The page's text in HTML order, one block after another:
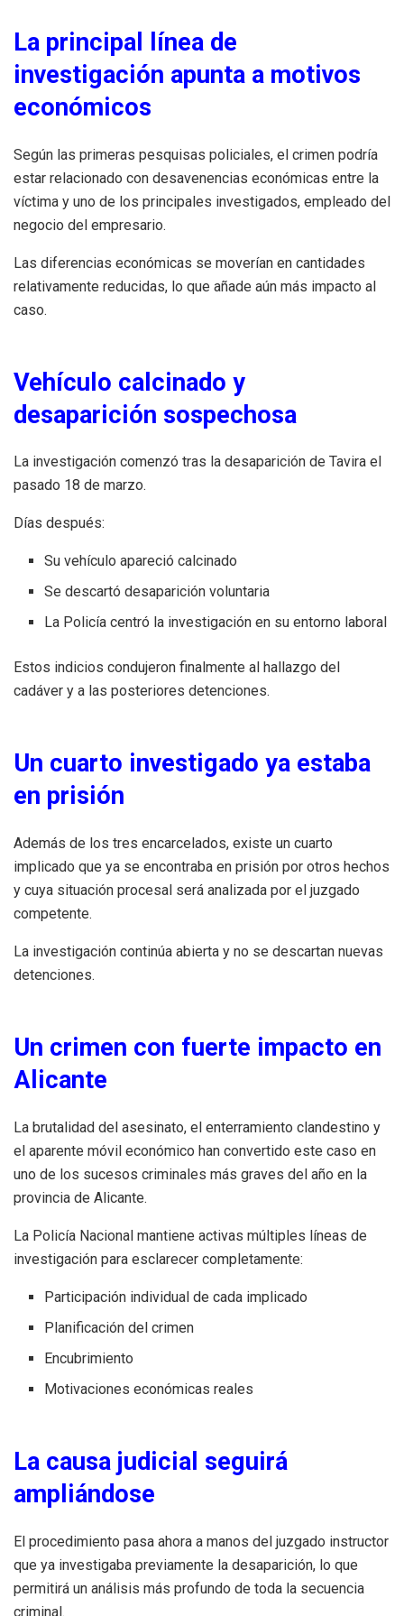
La principal línea de
investigación apunta a motivos
económicos
Según las primeras pesquisas policiales, el crimen podría
estar relacionado con desavenencias económicas entre la
víctima y uno de los principales investigados, empleado del
negocio del empresario.
Las diferencias económicas se moverían en cantidades
relativamente reducidas, lo que añade aún más impacto al
caso.
Vehículo calcinado y
desaparición sospechosa
La investigación comenzó tras la desaparición de Tavira el
pasado 18 de marzo.
Días después:
Su vehículo apareció calcinado
Se descartó desaparición voluntaria
La Policía centró la investigación en su entorno laboral
Estos indicios condujeron finalmente al hallazgo del
cadáver y a las posteriores detenciones.
Un cuarto investigado ya estaba
en prisión
Además de los tres encarcelados, existe un cuarto
implicado que ya se encontraba en prisión por otros hechos
y cuya situación procesal será analizada por el juzgado
competente.
La investigación continúa abierta y no se descartan nuevas
detenciones.
Un crimen con fuerte impacto en
Alicante
La brutalidad del asesinato, el enterramiento clandestino y
el aparente móvil económico han convertido este caso en
uno de los sucesos criminales más graves del año en la
provincia de Alicante.
La Policía Nacional mantiene activas múltiples líneas de
investigación para esclarecer completamente:
Participación individual de cada implicado
Planificación del crimen
Encubrimiento
Motivaciones económicas reales
La causa judicial seguirá
ampliándose
El procedimiento pasa ahora a manos del juzgado instructor
que ya investigaba previamente la desaparición, lo que
permitirá un análisis más profundo de toda la secuencia
criminal.